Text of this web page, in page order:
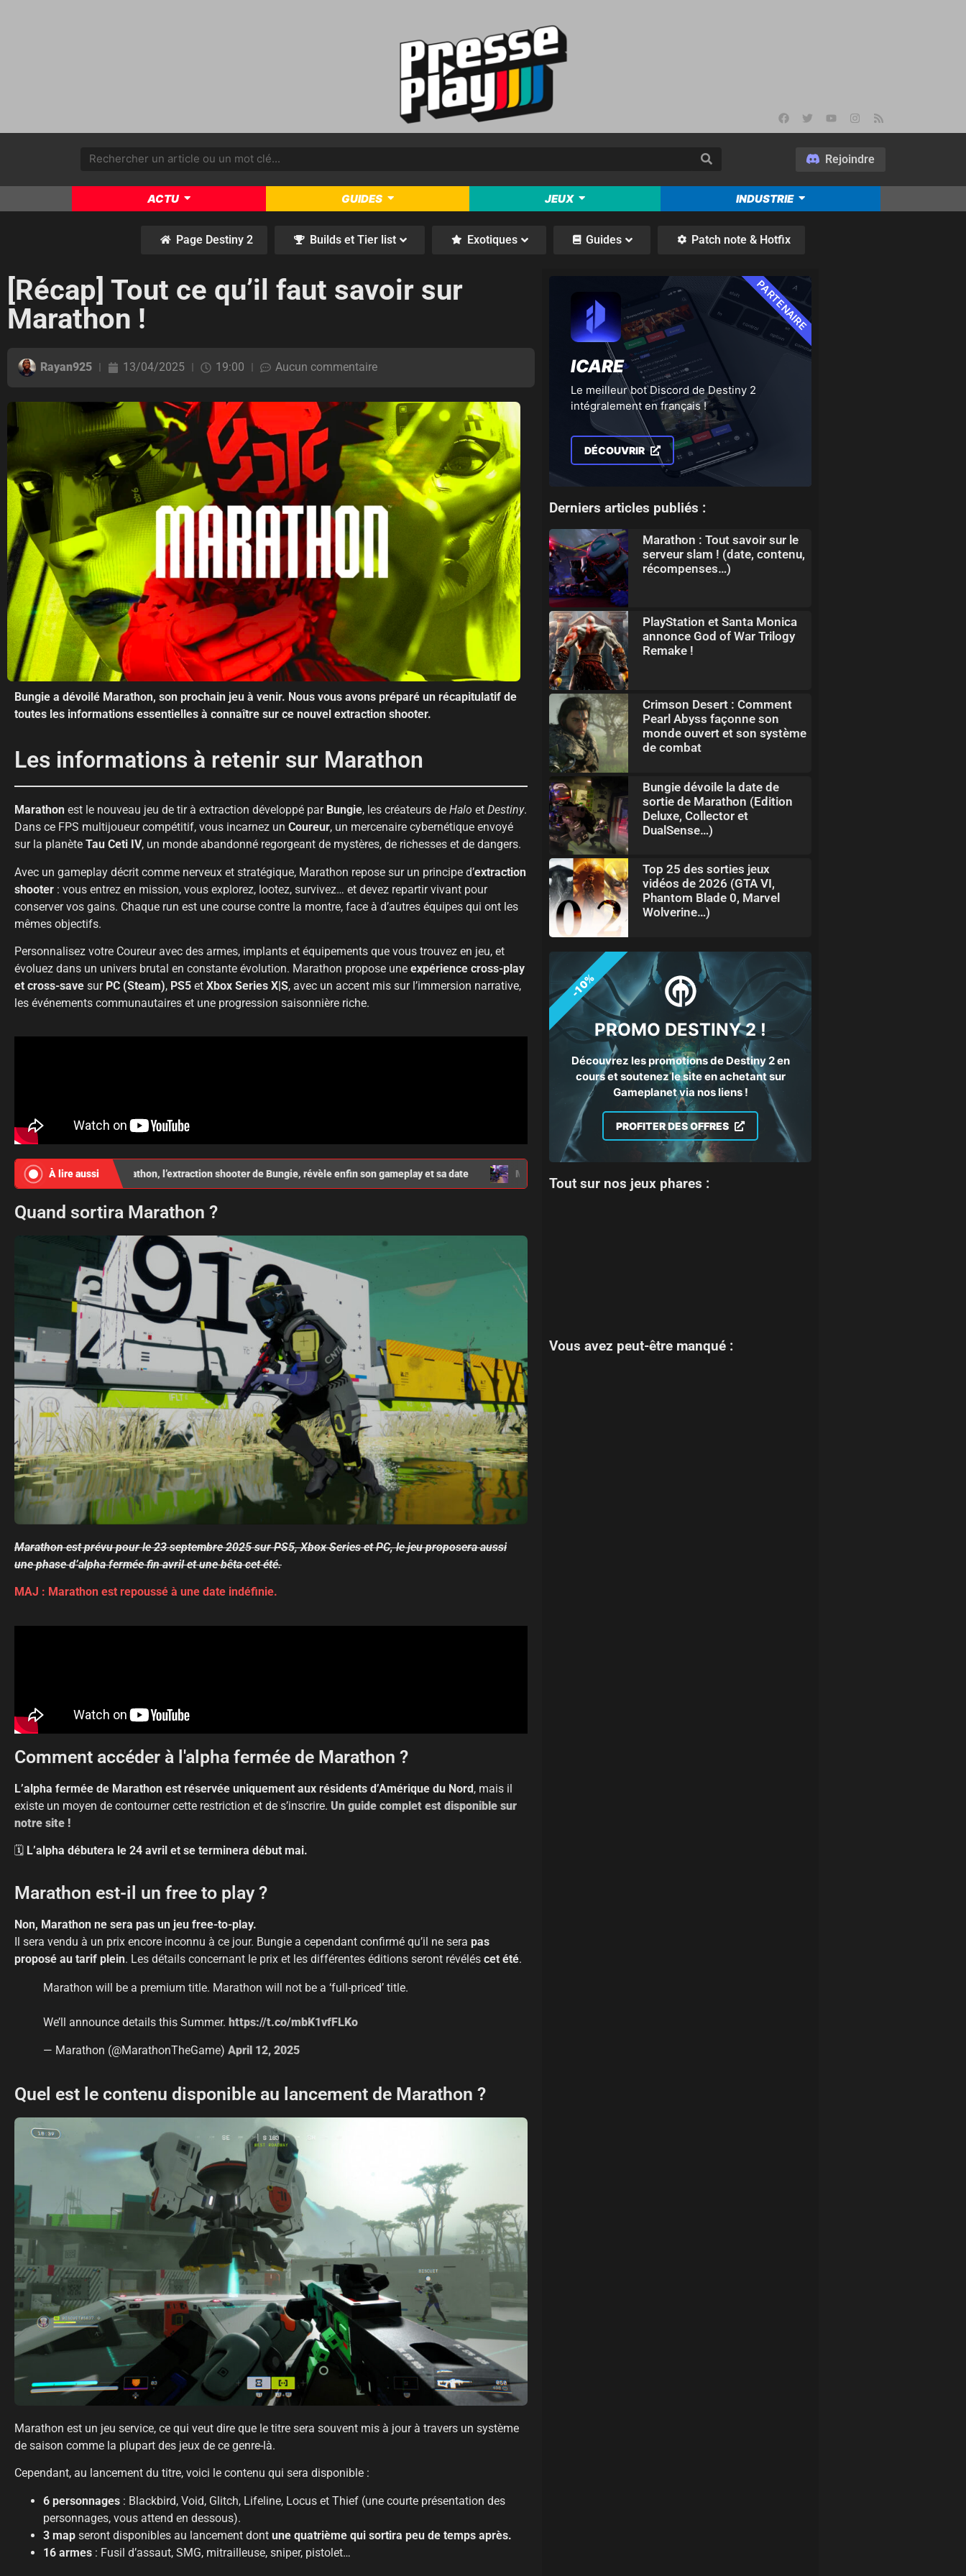
Rejoindre
ACTU GUIDES JEUX INDUSTRIE
Page Destiny 2 Builds et Tier list Exotiques Guides Patch note & Hotfix
[Récap] Tout ce qu’il faut savoir sur
Marathon !
Rayan925 13/04/2025 19:00 Aucun commentaire
Bungie a dévoilé Marathon, son prochain jeu à venir. Nous vous avons préparé un récapitulatif de
toutes les informations essentielles à connaître sur ce nouvel extraction shooter.
Les informations à retenir sur Marathon
Marathon est le nouveau jeu de tir à extraction développé par Bungie, les créateurs de Halo et Destiny.
Dans ce FPS multijoueur compétitif, vous incarnez un Coureur, un mercenaire cybernétique envoyé
sur la planète Tau Ceti IV, un monde abandonné regorgeant de mystères, de richesses et de dangers.
Avec un gameplay décrit comme nerveux et stratégique, Marathon repose sur un principe d’extraction
shooter : vous entrez en mission, vous explorez, lootez, survivez… et devez repartir vivant pour
conserver vos gains. Chaque run est une course contre la montre, face à d’autres équipes qui ont les
mêmes objectifs.
Personnalisez votre Coureur avec des armes, implants et équipements que vous trouvez en jeu, et
évoluez dans un univers brutal en constante évolution. Marathon propose une expérience cross-play
et cross-save sur PC (Steam), PS5 et Xbox Series X|S, avec un accent mis sur l’immersion narrative,
les événements communautaires et une progression saisonnière riche.
À lire aussi Marathon, l’extraction shooter de Bungie, révèle enfin son gameplay et sa date Marathon, l’extraction shooter de Bungie, révèle enfin son gameplay et sa date
Quand sortira Marathon ?
Marathon est prévu pour le 23 septembre 2025 sur PS5, Xbox Series et PC, le jeu proposera aussi
une phase d’alpha fermée fin avril et une bêta cet été.
MAJ : Marathon est repoussé à une date indéfinie.
Comment accéder à l'alpha fermée de Marathon ?
L’alpha fermée de Marathon est réservée uniquement aux résidents d’Amérique du Nord, mais il
existe un moyen de contourner cette restriction et de s’inscrire. Un guide complet est disponible sur
notre site !
🗓️ L’alpha débutera le 24 avril et se terminera début mai.
Marathon est-il un free to play ?
Non, Marathon ne sera pas un jeu free-to-play.
Il sera vendu à un prix encore inconnu à ce jour. Bungie a cependant confirmé qu’il ne sera pas
proposé au tarif plein. Les détails concernant le prix et les différentes éditions seront révélés cet été.
Marathon will be a premium title. Marathon will not be a ‘full-priced’ title.
We’ll announce details this Summer. https://t.co/mbK1vfFLKo
— Marathon (@MarathonTheGame) April 12, 2025
Quel est le contenu disponible au lancement de Marathon ?
Marathon est un jeu service, ce qui veut dire que le titre sera souvent mis à jour à travers un système
de saison comme la plupart des jeux de ce genre-là.
Cependant, au lancement du titre, voici le contenu qui sera disponible :
6 personnages : Blackbird, Void, Glitch, Lifeline, Locus et Thief (une courte présentation des
personnages, vous attend en dessous).
3 map seront disponibles au lancement dont une quatrième qui sortira peu de temps après.
16 armes : Fusil d’assaut, SMG, mitrailleuse, sniper, pistolet…
ICARE
Le meilleur bot Discord de Destiny 2
intégralement en français !
DÉCOUVRIR
PARTENAIRE
Derniers articles publiés :
Marathon : Tout savoir sur le
serveur slam ! (date, contenu,
récompenses…)
PlayStation et Santa Monica
annonce God of War Trilogy
Remake !
Crimson Desert : Comment
Pearl Abyss façonne son
monde ouvert et son système
de combat
Bungie dévoile la date de
sortie de Marathon (Edition
Deluxe, Collector et
DualSense…)
Top 25 des sorties jeux
vidéos de 2026 (GTA VI,
Phantom Blade 0, Marvel
Wolverine…)
PROMO DESTINY 2 !
Découvrez les promotions de Destiny 2 en
cours et soutenez le site en achetant sur
Gameplanet via nos liens !
PROFITER DES OFFRES
-10%
Tout sur nos jeux phares :
Vous avez peut-être manqué :